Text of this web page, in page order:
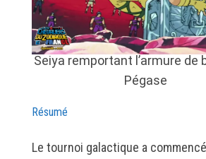
Seiya remportant l’armure de
Pégase
Résumé
Le tournoi galactique a